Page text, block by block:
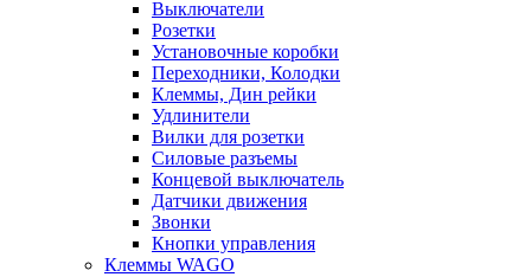
Выключатели
Розетки
Установочные коробки
Переходники, Колодки
Клеммы, Дин рейки
Удлинители
Вилки для розетки
Силовые разъемы
Концевой выключатель
Датчики движения
Звонки
Кнопки управления
Клеммы WAGO